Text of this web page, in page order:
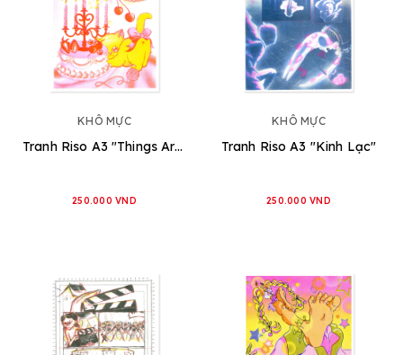
KHÔ MỰC
Tranh Riso A3 "Things Are Gonna Get Better"
250.000 VND
KHÔ MỰC
Tranh Riso A3 "Kinh Lạc"
250.000 VND